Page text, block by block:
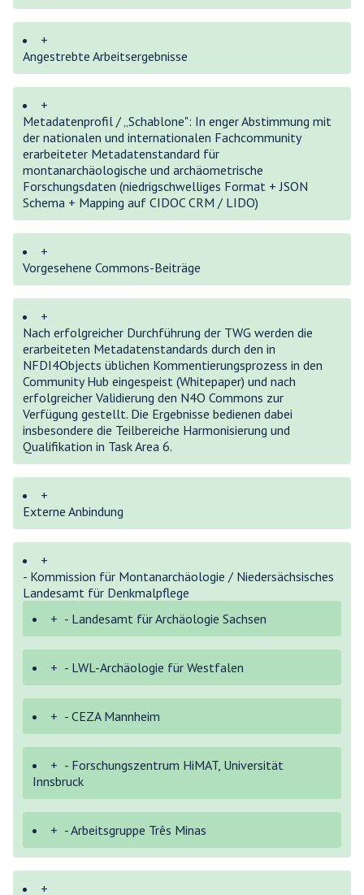
+
Angestrebte Arbeitsergebnisse
+
Metadatenprofil / „Schablone": In enger Abstimmung mit
der nationalen und internationalen Fachcommunity
erarbeiteter Metadatenstandard für
montanarchäologische und archäometrische
Forschungsdaten (niedrigschwelliges Format + JSON
Schema + Mapping auf CIDOC CRM / LIDO)
+
Vorgesehene Commons-Beiträge
+
Nach erfolgreicher Durchführung der TWG werden die
erarbeiteten Metadatenstandards durch den in
NFDI4Objects üblichen Kommentierungsprozess in den
Community Hub eingespeist (Whitepaper) und nach
erfolgreicher Validierung den N4O Commons zur
Verfügung gestellt. Die Ergebnisse bedienen dabei
insbesondere die Teilbereiche Harmonisierung und
Qualifikation in Task Area 6.
+
Externe Anbindung
+
- Kommission für Montanarchäologie / Niedersächsisches
Landesamt für Denkmalpflege
+ - Landesamt für Archäologie Sachsen
+ - LWL-Archäologie für Westfalen
+ - CEZA Mannheim
+ - Forschungszentrum HiMAT, Universität
Innsbruck
+ - Arbeitsgruppe Três Minas
+